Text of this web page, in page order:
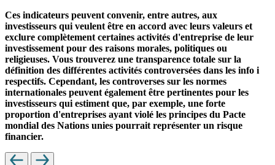
Ces indicateurs peuvent convenir, entre autres, aux
investisseurs qui veulent être en accord avec leurs valeurs et
exclure complètement certaines activités d'entreprise de leur
investissement pour des raisons morales, politiques ou
religieuses. Vous trouverez une transparence totale sur la
définition des différentes activités controversées dans les info i
respectifs. Cependant, les controverses sur les normes
internationales peuvent également être pertinentes pour les
investisseurs qui estiment que, par exemple, une forte
proportion d'entreprises ayant violé les principes du Pacte
mondial des Nations unies pourrait représenter un risque
financier.